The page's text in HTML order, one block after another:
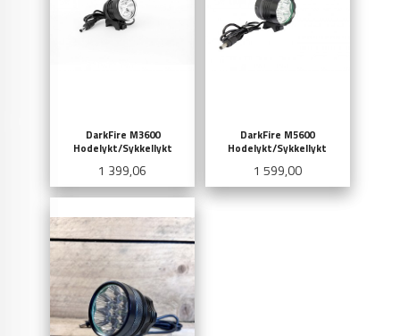
DarkFire M3600
Hodelykt/Sykkellykt
Pris
1 399,06
DarkFire M5600
Hodelykt/Sykkellykt
Pris
1 599,00